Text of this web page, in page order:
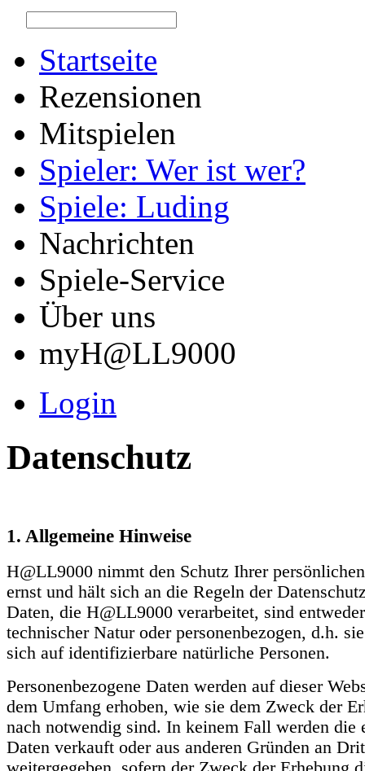
Startseite
Rezensionen
Mitspielen
Spieler: Wer ist wer?
Spiele: Luding
Nachrichten
Spiele-Service
Über uns
myH@LL9000
Login
Datenschutz
1. Allgemeine Hinweise
H@LL9000 nimmt den Schutz Ihrer
ernst und hält sich an die Regeln der
Daten, die H@LL9000 verarbeitet, sind
technischer Natur oder personenbezogen, d.h.
sich auf identifizierbare natürliche Personen.
Personenbezogene Daten werden auf dieser
dem Umfang erhoben, wie sie dem Zweck der
nach notwendig sind. In keinem Fall werden die
Daten verkauft oder aus anderen Gründen an